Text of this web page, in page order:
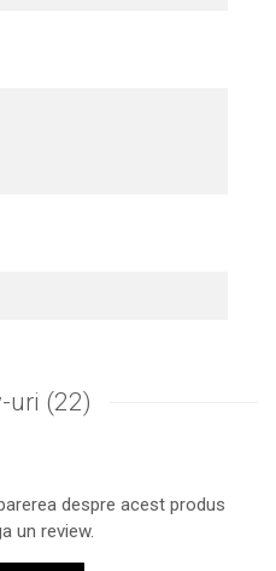
uri (22)
despre acest produs
un review.